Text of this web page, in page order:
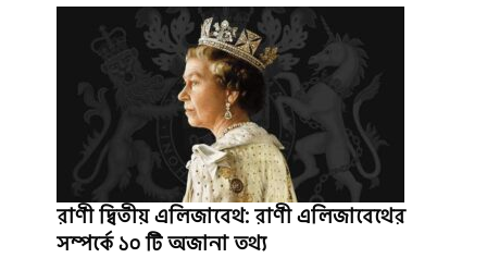
রাণী দ্বিতীয় এলিজাবেথ: রাণী এলিজাবেথের
সম্পর্কে ১০ টি অজানা তথ্য